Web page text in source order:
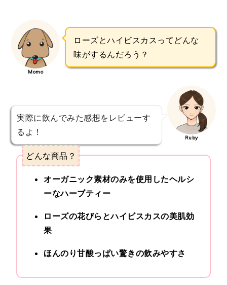
Momo
ローズとハイビスカスってどんな
味がするんだろう？
実際に飲んでみた感想をレビューす
るよ！
Ruby
どんな商品？
オーガニック素材のみを使用したヘルシ
ーなハーブティー
ローズの花びらとハイビスカスの美肌効
果
ほんのり甘酸っぱい驚きの飲みやすさ